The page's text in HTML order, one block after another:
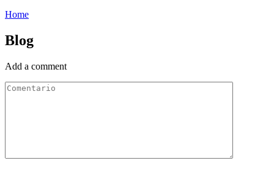
Home
Blog
Add a comment
Comentario